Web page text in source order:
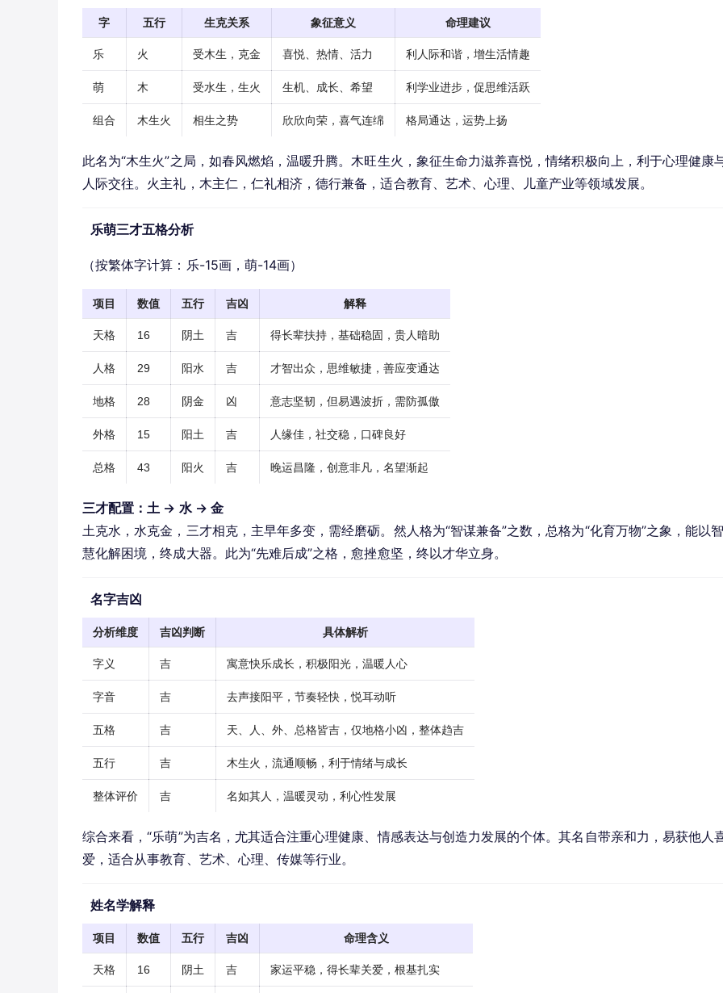
字 五行 生克关系 象征意义 命理建议
乐 火 受木生，克金 喜悦、热情、活力 利人际和谐，增生活情趣
萌 木 受水生，生火 生机、成长、希望 利学业进步，促思维活跃
组合 木生火 相生之势 欣欣向荣，喜气连绵 格局通达，运势上扬
此名为“木生火”之局，如春风燃焰，温暖升腾。木旺生火，象征生命力滋养喜悦，情绪积极向上，利于心理健康
人际交往。火主礼，木主仁，仁礼相济，德行兼备，适合教育、艺术、心理、儿童产业等领域发展。
乐萌三才五格分析
（按繁体字计算：乐-15画，萌-14画）
项目 数值 五行 吉凶 解释
天格 16 阴土 吉 得长辈扶持，基础稳固，贵人暗助
人格 29 阳水 吉 才智出众，思维敏捷，善应变通达
地格 28 阴金 凶 意志坚韧，但易遇波折，需防孤傲
外格 15 阳土 吉 人缘佳，社交稳，口碑良好
总格 43 阳火 吉 晚运昌隆，创意非凡，名望渐起
三才配置：土 → 水 → 金
土克水，水克金，三才相克，主早年多变，需经磨砺。然人格为“智谋兼备”之数，总格为“化育万物”之象，能以
慧化解困境，终成大器。此为“先难后成”之格，愈挫愈坚，终以才华立身。
名字吉凶
分析维度 吉凶判断 具体解析
字义 吉 寓意快乐成长，积极阳光，温暖人心
字音 吉 去声接阳平，节奏轻快，悦耳动听
五格 吉 天、人、外、总格皆吉，仅地格小凶，整体趋吉
五行 吉 木生火，流通顺畅，利于情绪与成长
整体评价 吉 名如其人，温暖灵动，利心性发展
综合来看，“乐萌”为吉名，尤其适合注重心理健康、情感表达与创造力发展的个体。其名自带亲和力，易获他人
爱，适合从事教育、艺术、心理、传媒等行业。
姓名学解释
项目 数值 五行 吉凶 命理含义
天格 16 阴土 吉 家运平稳，得长辈关爱，根基扎实